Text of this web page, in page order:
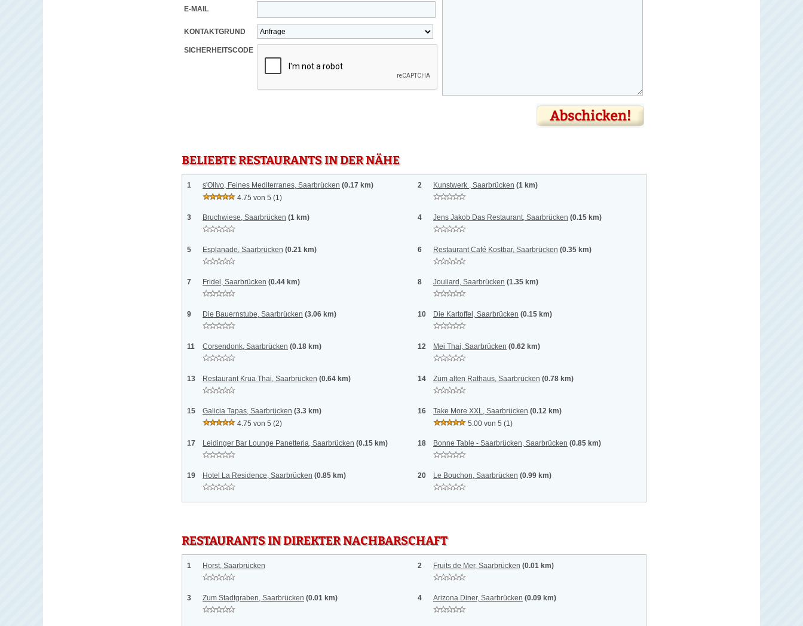
E-MAIL
KONTAKTGRUND
SICHERHEITSCODE
BELIEBTE RESTAURANTS IN DER NÄHE
1 s'Olivo, Feines Mediterranes, Saarbrücken (0.17 km)
4.75 von 5 (1)
2 Kunstwerk , Saarbrücken (1 km)
3 Bruchwiese, Saarbrücken (1 km) 4 Jens Jakob Das Restaurant, Saarbrücken (0.15 km)
5 Esplanade, Saarbrücken (0.21 km) 6 Restaurant Café Kostbar, Saarbrücken (0.35 km)
7 Fridel, Saarbrücken (0.44 km) 8 Jouliard, Saarbrücken (1.35 km)
9 Die Bauernstube, Saarbrücken (3.06 km) 10 Die Kartoffel, Saarbrücken (0.15 km)
11 Corsendonk, Saarbrücken (0.18 km) 12 Mei Thai, Saarbrücken (0.62 km)
13 Restaurant Krua Thai, Saarbrücken (0.64 km) 14 Zum alten Rathaus, Saarbrücken (0.78 km)
15 Galicia Tapas, Saarbrücken (3.3 km)
4.75 von 5 (2)
16 Take More XXL, Saarbrücken (0.12 km)
5.00 von 5 (1)
17 Leidinger Bar Lounge Panetteria, Saarbrücken (0.15 km) 18 Bonne Table - Saarbrücken, Saarbrücken (0.85 km)
19 Hotel La Residence, Saarbrücken (0.85 km) 20 Le Bouchon, Saarbrücken (0.99 km)
RESTAURANTS IN DIREKTER NACHBARSCHAFT
1 Horst, Saarbrücken 2 Fruits de Mer, Saarbrücken (0.01 km)
3 Zum Stadtgraben, Saarbrücken (0.01 km) 4 Arizona Diner, Saarbrücken (0.09 km)